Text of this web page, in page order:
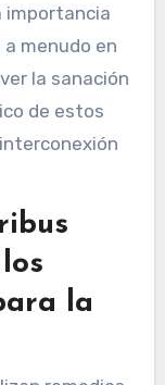
importancia
menudo en
la sanación
de estos
la